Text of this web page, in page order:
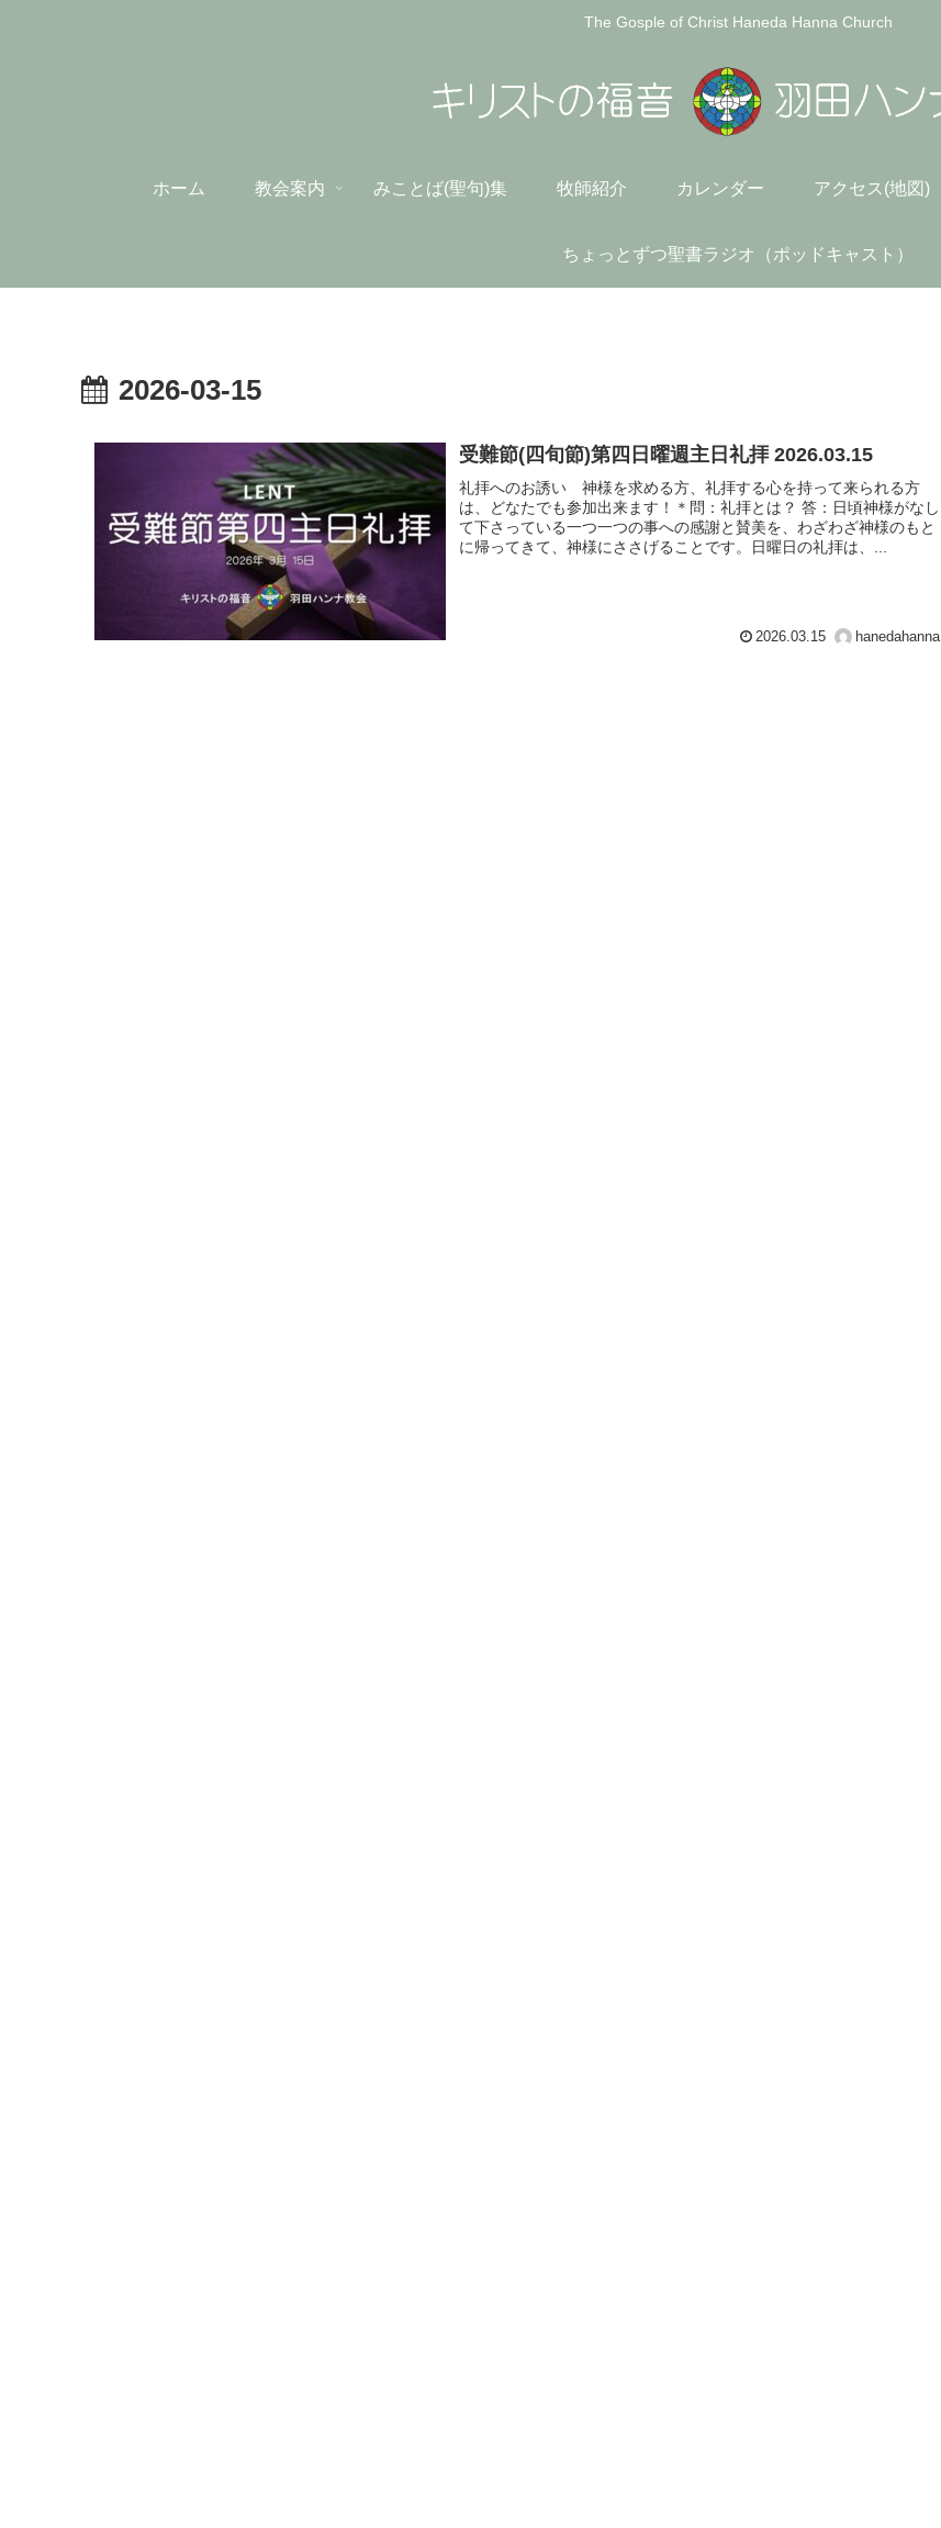
The Gosple of Christ Haneda Hanna Church
ホーム 教会案内 みことば(聖句)集 牧師紹介 カレンダー アクセス(地図)
ちょっとずつ聖書ラジオ（ポッドキャスト）
2026-03-15
受難節(四旬節)第四日曜週主日礼拝 2026.03.15
礼拝へのお誘い 神様を求める方、礼拝する心を持って来られる方
は、どなたでも参加出来ます！＊問：礼拝とは？ 答：日頃神様がなし
て下さっている一つ一つの事への感謝と賛美を、わざわざ神様のもと
に帰ってきて、神様にささげることです。日曜日の礼拝は、...
2026.03.15 hanedahanna